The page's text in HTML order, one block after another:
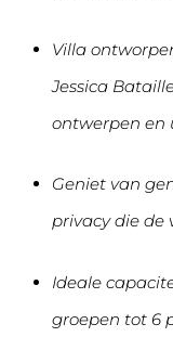
Villa
Jessica
ontwerpen en
Geniet van
privacy die de
Ideale
groepen tot 6